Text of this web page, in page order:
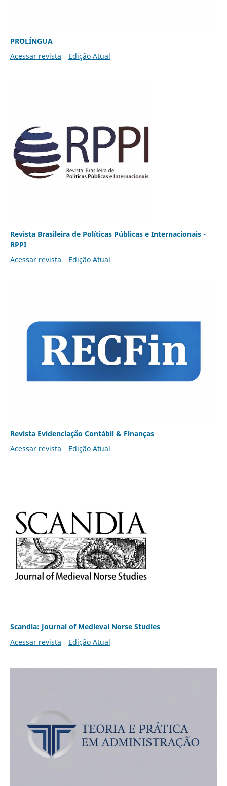
PROLÍNGUA
Acessar revista
Edição Atual
Revista Brasileira de Políticas Públicas e Internacionais -
RPPI
Acessar revista
Edição Atual
Revista Evidenciação Contábil & Finanças
Acessar revista
Edição Atual
Scandia: Journal of Medieval Norse Studies
Acessar revista
Edição Atual